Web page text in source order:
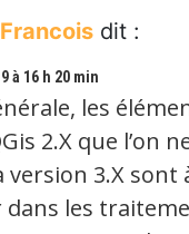
dit :
à 16 h 20 min
les
2.X que l’on
version 3.X sont
les